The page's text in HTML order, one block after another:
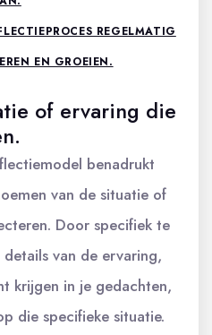
REGELMATIG
EN GROEIEN.
of ervaring die
benadrukt
van de situatie of
Door specifiek te
van de ervaring,
krijgen in je gedachten,
die specifieke situatie.